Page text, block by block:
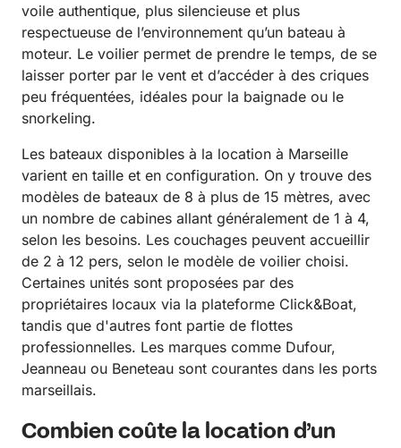
voile authentique, plus silencieuse et plus
respectueuse de l’environnement qu’un bateau à
moteur. Le voilier permet de prendre le temps, de se
laisser porter par le vent et d’accéder à des criques
peu fréquentées, idéales pour la baignade ou le
snorkeling.
Les bateaux disponibles à la location à Marseille
varient en taille et en configuration. On y trouve des
modèles de bateaux de 8 à plus de 15 mètres, avec
un nombre de cabines allant généralement de 1 à 4,
selon les besoins. Les couchages peuvent accueillir
de 2 à 12 pers, selon le modèle de voilier choisi.
Certaines unités sont proposées par des
propriétaires locaux via la plateforme Click&Boat,
tandis que d'autres font partie de flottes
professionnelles. Les marques comme Dufour,
Jeanneau ou Beneteau sont courantes dans les ports
marseillais.
Combien coûte la location d’un